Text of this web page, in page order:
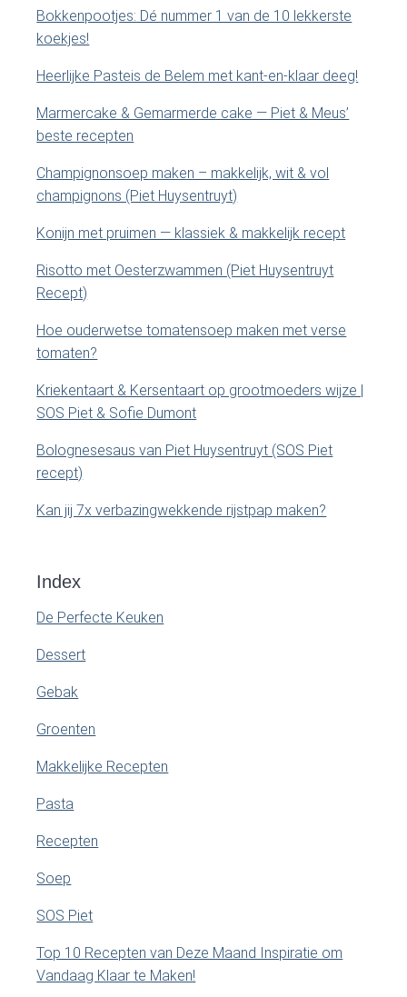
y
S
d
e
b
a
d
e
z
s
i
e
.
.
Bokkenpootjes: Dé nummer 1 van de 10 lekkerste
koekjes!
Heerlijke Pasteis de Belem met kant-en-klaar deeg!
Marmercake & Gemarmerde cake — Piet & Meus’
beste recepten
Champignonsoep maken – makkelijk, wit & vol
champignons (Piet Huysentruyt)
Konijn met pruimen — klassiek & makkelijk recept
Risotto met Oesterzwammen (Piet Huysentruyt
Recept)
Hoe ouderwetse tomatensoep maken met verse
tomaten?
Kriekentaart & Kersentaart op grootmoeders wijze |
SOS Piet & Sofie Dumont
Bolognesesaus van Piet Huysentruyt (SOS Piet
recept)
Kan jij 7x verbazingwekkende rijstpap maken?
Index
De Perfecte Keuken
Dessert
Gebak
Groenten
Makkelijke Recepten
Pasta
Recepten
Soep
SOS Piet
Top 10 Recepten van Deze Maand Inspiratie om
Vandaag Klaar te Maken!